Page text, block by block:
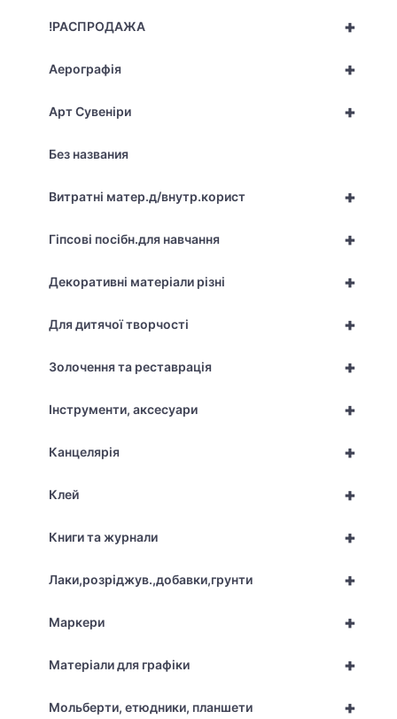
+
!РАСПРОДАЖА
+
Аерографія
+
Арт Сувеніри
Без названия
+
Витратні матер.д/внутр.корист
+
Гіпсові посібн.для навчання
+
Декоративні матеріали різні
+
Для дитячої творчості
+
Золочення та реставрація
+
Інструменти, аксесуари
+
Канцелярія
+
Клей
+
Книги та журнали
+
Лаки,розріджув.,добавки,грунти
+
Маркери
+
Матеріали для графіки
+
Мольберти, етюдники, планшети